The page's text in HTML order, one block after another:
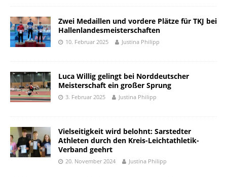
Zwei Medaillen und vordere Plätze für TKJ bei
Hallenlandesmeisterschaften
10. Februar 2025 Justina Philipp
Luca Willig gelingt bei Norddeutscher
Meisterschaft ein großer Sprung
3. Februar 2025 Justina Philipp
Vielseitigkeit wird belohnt: Sarstedter
Athleten durch den Kreis-Leichtathletik-
Verband geehrt
20. November 2024 Justina Philipp